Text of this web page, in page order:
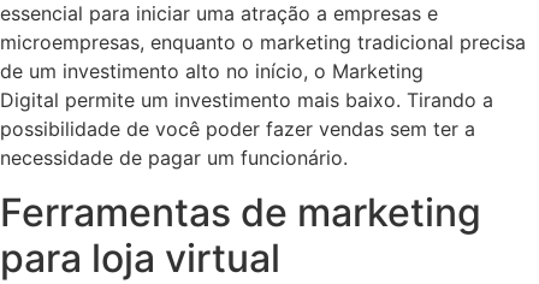
essencial para iniciar uma atração a empresas e
microempresas, enquanto o marketing tradicional precisa
de um investimento alto no início, o Marketing
Digital permite um investimento mais baixo. Tirando a
possibilidade de você poder fazer vendas sem ter a
necessidade de pagar um funcionário.
Ferramentas de marketing
para loja virtual